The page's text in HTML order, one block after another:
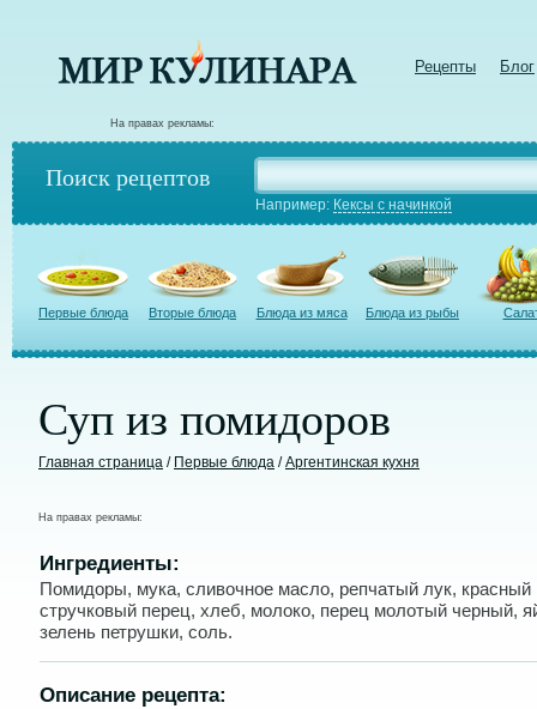
Рецепты Блог
На правах рекламы:
Поиск рецептов
Например: Кексы с начинкой
Первые блюда Вторые блюда Блюда из мяса Блюда из рыбы
Суп из помидоров
Главная страница / Первые блюда /Аргентинская кухня
На правах рекламы:
Ингредиенты:
Помидоры, мука, сливочное масло, репчатый лук, красный
стручковый перец, хлеб, молоко, перец молотый черный,
зелень петрушки, соль.
Описание рецепта: